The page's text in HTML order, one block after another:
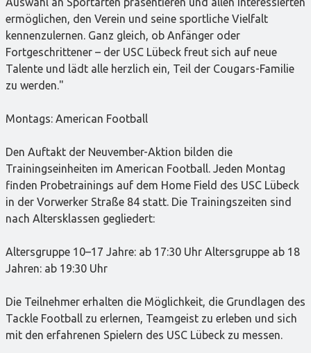
ermöglichen, den Verein und seine sportliche Vielfalt
kennenzulernen. Ganz gleich, ob Anfänger oder
Fortgeschrittener – der USC Lübeck freut sich auf neue
Talente und lädt alle herzlich ein, Teil der Cougars-Familie
zu werden."
Montags: American Football
Den Auftakt der Neuvember-Aktion bilden die
Trainingseinheiten im American Football. Jeden Montag
finden Probetrainings auf dem Home Field des USC Lübeck
in der Vorwerker Straße 84 statt. Die Trainingszeiten sind
nach Altersklassen gegliedert:
Altersgruppe 10–17 Jahre: ab 17:30 Uhr Altersgruppe ab 18
Jahren: ab 19:30 Uhr
Die Teilnehmer erhalten die Möglichkeit, die Grundlagen des
Tackle Football zu erlernen, Teamgeist zu erleben und sich
mit den erfahrenen Spielern des USC Lübeck zu messen.